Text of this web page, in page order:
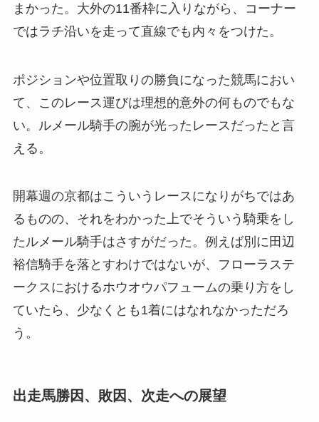
まかった。大外の11番枠に入りながら、コーナー
ではラチ沿いを走って直線でも内々をつけた。
ポジションや位置取りの勝負になった競馬におい
て、このレース運びは理想的意外の何ものでもな
い。ルメール騎手の腕が光ったレースだったと言
える。
開幕週の京都はこういうレースになりがちではあ
るものの、それをわかった上でそういう騎乗をし
たルメール騎手はさすがだった。例えば別に田辺
裕信騎手を落とすわけではないが、フローラステ
ークスにおけるホウオウパフュームの乗り方をし
ていたら、少なくとも1着にはなれなかっただろ
う。
出走馬勝因、敗因、次走への展望